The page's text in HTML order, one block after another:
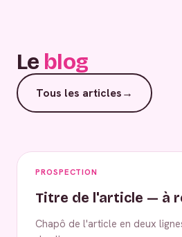
Le blog
Tous les articles→
PROSPECTION
Titre de l'article — à
Chapô de l'article en deux